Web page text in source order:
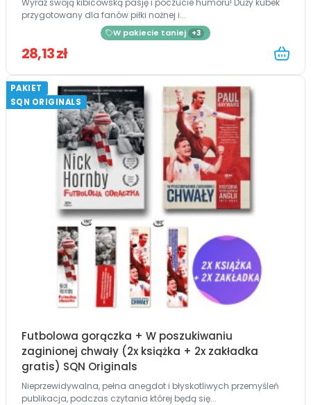
Wyraź swoją kibicowską pasję i poczucie humoru! Duży kubek
przygotowany dla fanów piłki nożnej i...
W pakiecie taniej +3
28,13 zł
PAKIET
SQN ORIGINALS
Futbolowa gorączka + W poszukiwaniu
zaginionej chwały (2x książka + 2x zakładka
gratis) SQN Originals
Nieprzewidywalna, pełna anegdot i błyskotliwych przemyśleń
publikacja, podczas czytania której będą się...